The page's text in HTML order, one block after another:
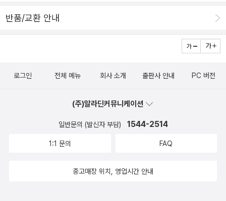
의 걸음은 빨라서 엄마한테 좀 천천히 걷자고 말하고 한참을 걸어 드
무나 하얗고 환한 분위기가 사람을 질리게 만들었고, 숫자초를 찾는
히 천원에 숫자초를 사가지고 나올 수 있었다. 그런데, 초를 사오고나
착할 수 있을까 초조해지기 시작했다. 엄마, 우리 좀 빨리 걸어야겠어,
걷다가 뛰다가 걷다가 했다. 다섯시 반쯤 되었었고 해가 지고 있었다.
아름다운 곳인가. 고층 아파트가 이렇게나 많은데 그 아파트들이 붉
것들이 초기화되어버리기도 한다는 것.어제 책 한 권을 다 읽었어야
하는데 그러지 못해서 시간 배분에 착오가 생겼지만 오늘, 내일. 어떻
게 되겠지. 이미 반정도씩 읽은 분량을 합하면 책 한 권이 되는거니까
이지만 마음과 머리를 좀 무겁게 하는 이야기들이다. 이렇게 우울해
궁지에 몰렸는지에 따라 달라질 뿐'불타는 소녀들,에 나오는 잭 브룩
스라는 어머니이며 신부인 여성을 주인공이자 화자로 등장시켰다고
오늘 가제본 도서를 하나 받았는데. 제목이. [치카를 찾아서]'우리는
마당의 나무들이 싹을 틔우기 시작한 작년 봄에 세상을 떠났다.(응?)
반품/교환 안내
로그인 전체 메뉴 회사 소개 출판사 안내 PC 버전
(주)알라딘커뮤니케이션
일반문의 (발신자 부담) 1544-2514
1:1 문의 FAQ
중고매장 위치, 영업시간 안내